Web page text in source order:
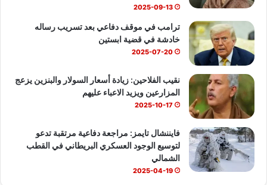
2025-09-13
ترامب في موقف دفاعي بعد تسريب رساله
خادشة في قضية ابستين
2025-07-20
نقيب الفلاحين: زيادة أسعار السولار والبنزين يزعج
المزارعين ويزيد الاعباء عليهم
2025-10-17
فايننشال تايمز: مراجعة دفاعية مرتقبة تدعو
لتوسيع الوجود العسكري البريطاني في القطب
الشمالي
2025-04-19